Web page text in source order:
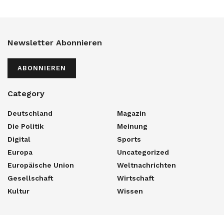
Newsletter Abonnieren
ABONNIEREN
Category
Deutschland
Die Politik
Digital
Europa
Europäische Union
Gesellschaft
Kultur
Magazin
Meinung
Sports
Uncategorized
Weltnachrichten
Wirtschaft
Wissen